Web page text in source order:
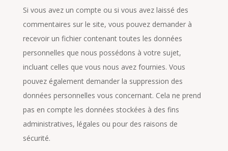
Si vous avez un compte ou si vous avez laissé des
commentaires sur le site, vous pouvez demander à
recevoir un fichier contenant toutes les données
personnelles que nous possédons à votre sujet,
incluant celles que vous nous avez fournies. Vous
pouvez également demander la suppression des
données personnelles vous concernant. Cela ne prend
pas en compte les données stockées à des fins
administratives, légales ou pour des raisons de
sécurité.